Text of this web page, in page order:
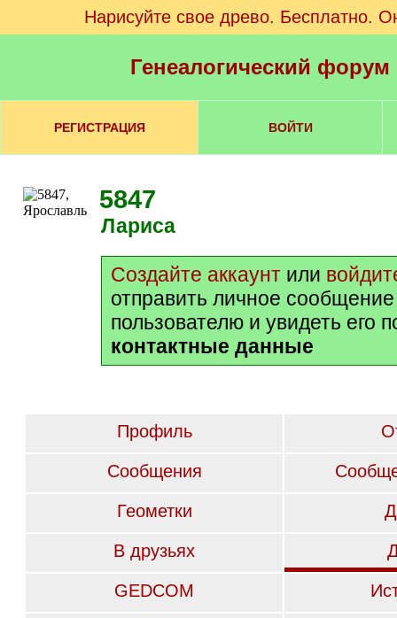
Нарисуйте свое древо. Бесплатно.
Генеалогический
РЕГИСТРАЦИЯ ВОЙТИ
5847
Лариса
Создайте аккаунт или
отправить личное
пользователю и увидеть его
контактные данные
Профиль
Сообщения
Геометки
В друзьях
GEDCOM